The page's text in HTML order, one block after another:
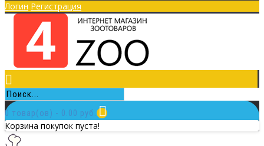
Логин Регистрация
0 товар(ов) - 0.00 руб.
Корзина покупок пуста!